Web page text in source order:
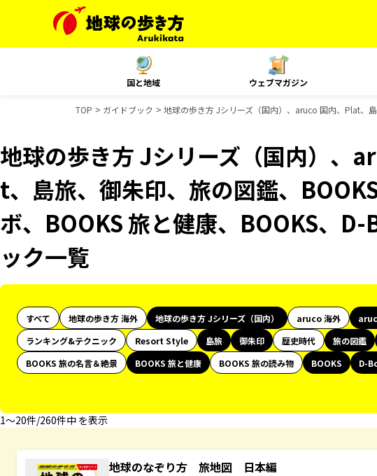
国と地域 ウェブマガジン
TOP ガイドブック 地球の歩き方 Jシリーズ（国内）、aruco 国内、Plat、
地球の歩き方 Jシリーズ（国内）、
t、島旅、御朱印、旅の図鑑、
ボ、BOOKS 旅と健康、BOOKS、
ック一覧
すべて 地球の歩き方 海外 地球の歩き方 Jシリーズ（国内） aruco 海外
ランキング&テクニック
Resort Style 島旅 御朱印 歴史時代 旅の図鑑
BOOKS 旅の名言＆絶景
BOOKS 旅と健康 BOOKS 旅の読み物 BOOKS
D-
1〜20件/260件中 を表示
地球のなぞり方 旅地図 日本編